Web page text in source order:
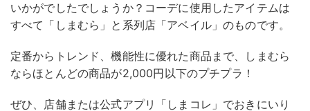
いかがでしたでしょうか？コーデに使用したアイテムは
すべて「しまむら」と系列店「アベイル」のものです。
定番からトレンド、機能性に優れた商品まで、しまむら
ならほとんどの商品が2,000円以下のプチプラ！
ぜひ、店舗または公式アプリ「しまコレ」でおきにいり